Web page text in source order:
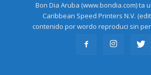
Bon Dia Aruba (www.bondia.com) ta
Caribbean Speed Printers N.V.
contenido por wordo reproduci sin